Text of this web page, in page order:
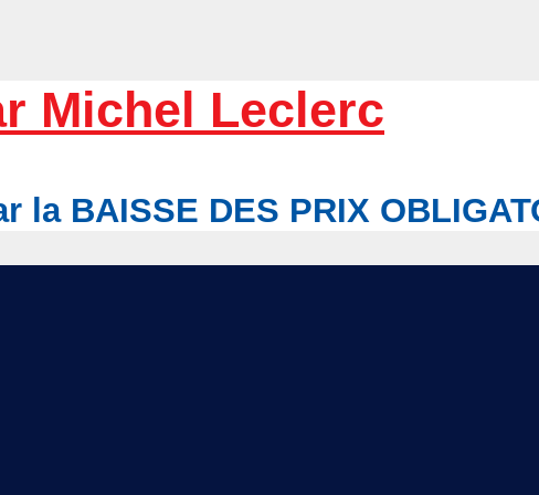
Michel Leclerc
la BAISSE DES PRIX